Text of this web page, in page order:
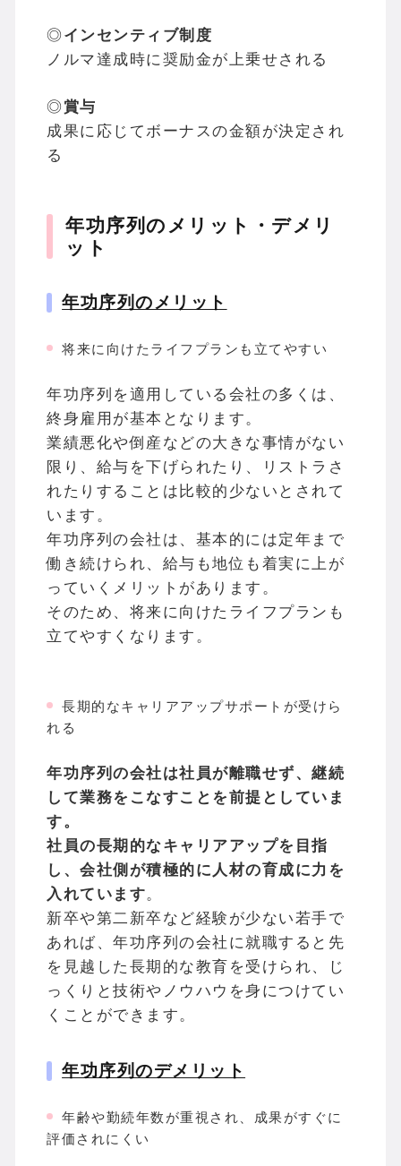
◎ インセンティブ制度
ノルマ達成時に奨励金が上乗せされる
◎ 賞与
成果に応じてボーナスの金額が決定され
る
年功序列のメリット・デメリ
ット
年功序列のメリット
将来に向けたライフプランも立てやすい
年功序列を適用している会社の多くは、
終身雇用が基本となります。
業績悪化や倒産などの大きな事情がない
限り、給与を下げられたり、リストラさ
れたりすることは比較的少ないとされて
います。
年功序列の会社は、基本的には定年まで
働き続けられ、給与も地位も着実に上が
っていくメリットがあります。
そのため、将来に向けたライフプランも
立てやすくなります。
長期的なキャリアアップサポートが受けら
れる
年功序列の会社は社員が離職せず、継続
して業務をこなすことを前提としていま
す。
社員の長期的なキャリアアップを目指
し、会社側が積極的に人材の育成に力を
入れています。
新卒や第二新卒など経験が少ない若手で
あれば、年功序列の会社に就職すると先
を見越した長期的な教育を受けられ、じ
っくりと技術やノウハウを身につけてい
くことができます。
年功序列のデメリット
年齢や勤続年数が重視され、成果がすぐに
評価されにくい